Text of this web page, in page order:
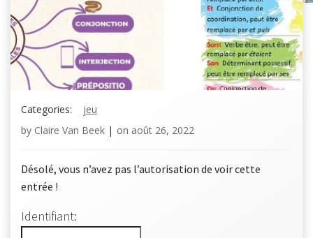
Categories:
jeu
by Claire Van Beek | on août 26, 2022
Désolé, vous n’avez pas l’autorisation de voir cette
entrée !
Identifiant: